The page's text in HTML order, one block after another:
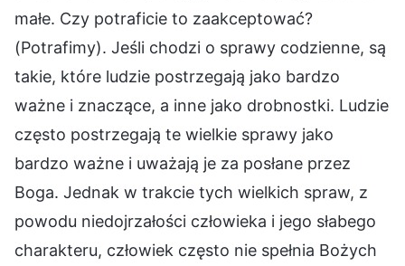
małe. Czy potraficie to zaakceptować?
(Potrafimy). Jeśli chodzi o sprawy codzienne, są
takie, które ludzie postrzegają jako bardzo
ważne i znaczące, a inne jako drobnostki. Ludzie
często postrzegają te wielkie sprawy jako
bardzo ważne i uważają je za posłane przez
Boga. Jednak w trakcie tych wielkich spraw, z
powodu niedojrzałości człowieka i jego słabego
charakteru, człowiek często nie spełnia Bożych